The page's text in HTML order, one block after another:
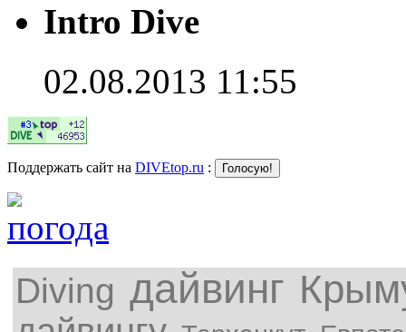
Intro Dive
02.08.2013 11:55
Поддержать сайт на DIVEtop.ru :
Diving дайвинг